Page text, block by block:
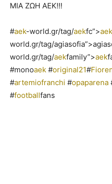
ΜΙΑ ΖΩΗ ΑΕΚ!!!
#aek-world.gr/tag/aekfc”>aek
world.gr/tag/
world.gr/tag/aekfamily”>aek
#monoaek #original21#
#artemiofranchi #opaparena
#footballfans​